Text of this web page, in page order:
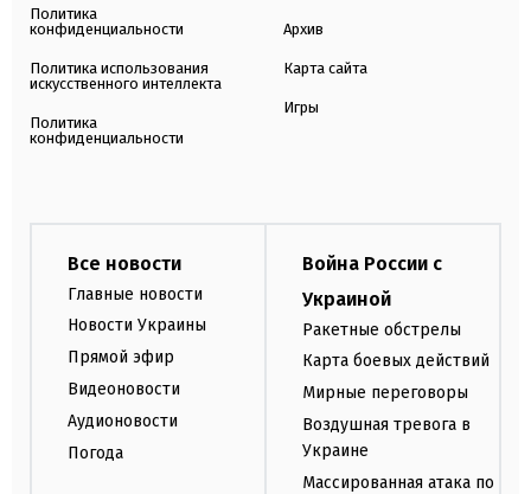
Политика
конфиденциальности
Политика использования
искусственного интеллекта
Политика
конфиденциальности
Архив
Карта сайта
Игры
Все новости
Главные новости
Новости Украины
Прямой эфир
Видеоновости
Аудионовости
Погода
Война России с
Украиной
Ракетные обстрелы
Карта боевых действий
Мирные переговоры
Воздушная тревога в
Украине
Массированная атака по